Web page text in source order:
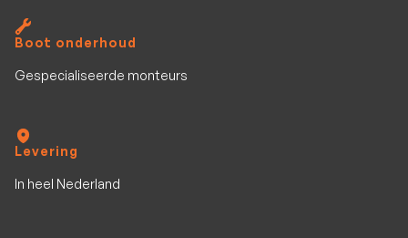
Boot onderhoud
Gespecialiseerde monteurs
Levering
In heel Nederland